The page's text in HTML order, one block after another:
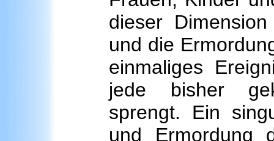
dieser
und die
einmaliges
jede bisher
sprengt. Ein
und Ermordung